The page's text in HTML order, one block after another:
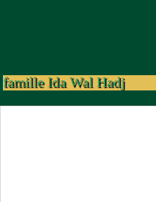
famille Ida Wal Hadj